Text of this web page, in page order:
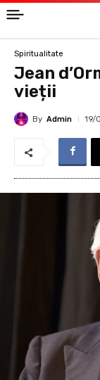
Spiritualitate
Jean
vieții
By Admin 19/